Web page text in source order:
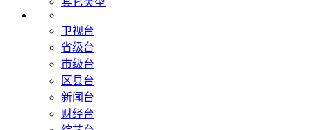
卫视台
省级台
市级台
区县台
新闻台
财经台